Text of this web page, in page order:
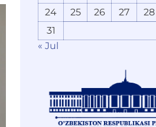
24
25 26 27 28
31
« Jul